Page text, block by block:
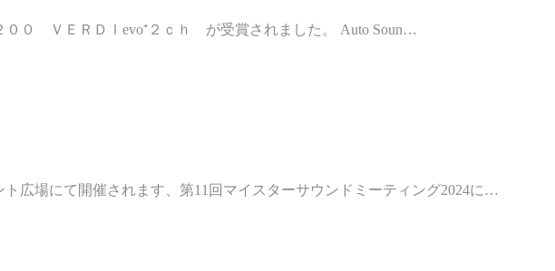
０ ＶＥＲＤＩevo⁺２ｃｈ が受賞されました。 Auto Soun…
場にて開催されます、第11回マイスターサウンドミーティング2024に…